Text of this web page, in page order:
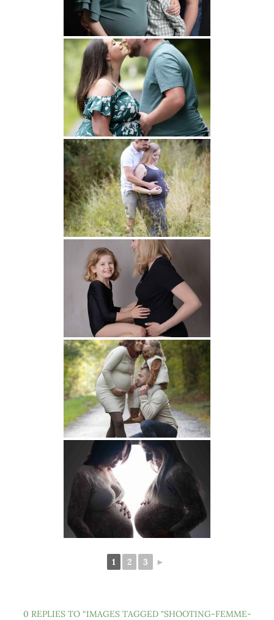
1 2 3 ►
0 REPLIES TO “IMAGES TAGGED "SHOOTING-FEMME-